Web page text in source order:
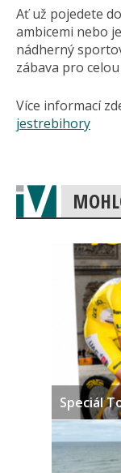
Ať už pojedete
ambicemi nebo
nádherný
zábava pro
Více informací
jestrebihory
Speciál